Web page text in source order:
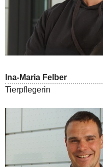
Ina-Maria Felber
Tierpflegerin